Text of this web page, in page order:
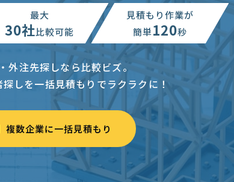
最大
30社比較可能
見積もり作業が
簡単120秒
外注先探しなら比較ビズ。
しを一括見積もりでラクラクに！
複数企業に一括見積もり